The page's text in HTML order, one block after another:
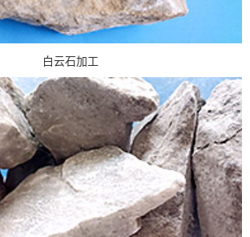
白云石加工